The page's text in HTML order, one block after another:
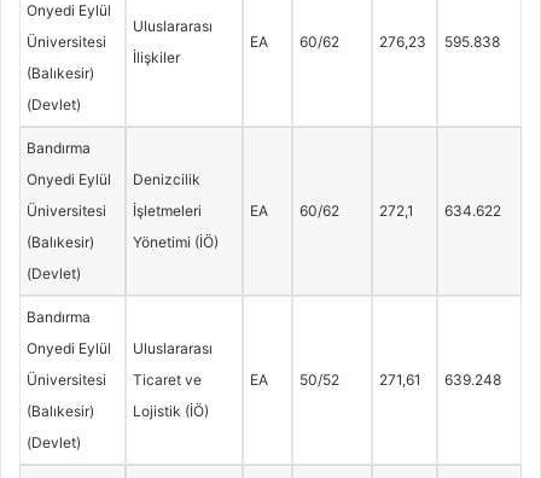
Onyedi Eylül
Üniversitesi
(Balıkesir)
(Devlet)
Uluslararası
İlişkiler
EA 60/62 276,23 595.838
Bandırma
Onyedi Eylül
Üniversitesi
(Balıkesir)
(Devlet)
Denizcilik
İşletmeleri
Yönetimi (İÖ)
EA 60/62 272,1 634.622
Bandırma
Onyedi Eylül
Üniversitesi
(Balıkesir)
(Devlet)
Uluslararası
Ticaret ve
Lojistik (İÖ)
EA 50/52 271,61 639.248